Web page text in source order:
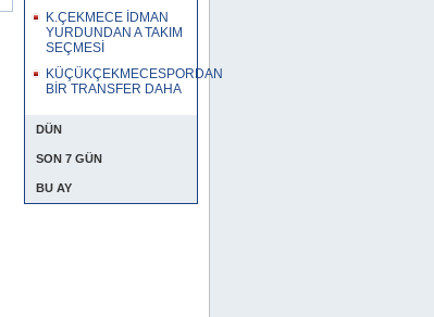
K.ÇEKMECE İDMAN
YURDUNDAN A TAKIM
SEÇMESİ
KÜÇÜKÇEKMECESPORDAN
BİR TRANSFER DAHA
DÜN
SON 7 GÜN
BU AY